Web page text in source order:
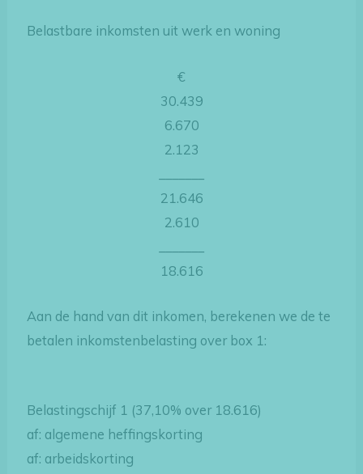
Belastbare inkomsten uit werk en woning
€
30.439
6.670
2.123
21.646
2.610
18.616
Aan de hand van dit inkomen, berekenen we de te
betalen inkomstenbelasting over box 1:
Belastingschijf 1 (37,10% over 18.616)
af: algemene heffingskorting
af: arbeidskorting